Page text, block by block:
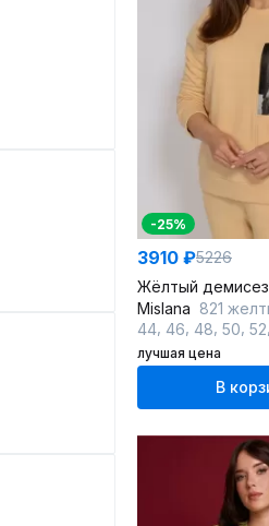
-25%
3910 ₽5226
Mislana 821
44 46 48 50 52
лучшая цена
В